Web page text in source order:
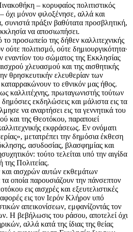
– κορυφαίος πολιτιστικός
όχι μόνον φιλοξένησε, αλλά και
συνιστά πράξιν βαθύτατα προσβλητική,
να αποσιωπήσει.
προσωπείο της δήθεν καλλιτεχνικής
ούτε πολιτισμό, ούτε δημιουργικότητα·
εναντίον του σώματος της Εκκλησίας
χλευασμού και της αισθητικής
θρησκευτικήν ελευθερίαν των
το εθνικόν μας ήθος.
καλλιτέχνης, πρωταγωνιστής τούτων
εκδηλώσεις και μάλιστα εις τα
να αναρτήσει εις τα γεννητικά του
και της Θεοτόκου, παραποιεί
εκφράσεως. Εν ονόματι
μετατρέπει την δημόσια έκθεση
ασυδοσίας, βλασφημίας και
τούτο τελείται υπό την αιγίδα
της Πολιτείας.
αισχρών αυτών εκθεμάτων
οποία παρουσιάζουν την πάνσεπτον
εις αισχρές και εξευτελιστικές
εις τον Ιερόν Κλήρον υπό
απεικονίσεων, εμφανίζοντάς τον
Η βεβήλωσις του ράσου, αποτελεί όχι
αλλά κατά της ίδιας της θείας